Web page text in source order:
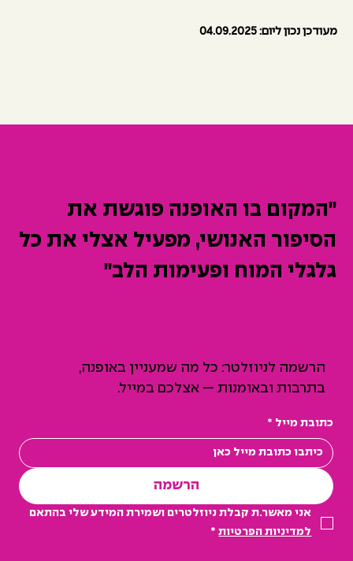
מעודכן נכון ליום: ‏04.09.2025
הרשמה לניוזלטר: כל מה שמעניין באופנה,
בתרבות ובאומנות — אצלכם במייל.
כתובת מייל *
הרשמה
אני מאשר.ת קבלת ניוזלטרים ושמירת המידע שלי בהתאם
למדיניות הפרטיות *
״המקום בו האופנה פוגשת את
הסיפור האנושי, מפעיל אצלי את כל
גלגלי המוח ופעימות הלב״